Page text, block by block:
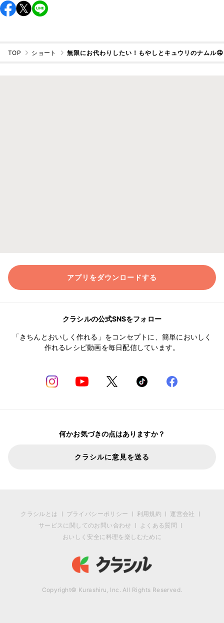
TOP ショート 無限にお代わりしたい！もやしとキュウリのナムル🤤
アプリをダウンロードする
クラシルの公式SNSをフォロー
「きちんとおいしく作れる」をコンセプトに、簡単においしく
作れるレシピ動画を毎日配信しています。
何かお気づきの点はありますか？
クラシルに意見を送る
クラシルとは プライバシーポリシー 利用規約
運営会社
サービスに関してのお問い合わせ
よくある質問
おいしく安全に料理を楽しむために
Copyright© Kurashiru, Inc. All Rights Reserved.